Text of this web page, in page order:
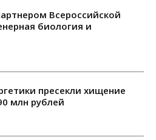
Всероссийской
биология и
пресекли хищение
млн рублей